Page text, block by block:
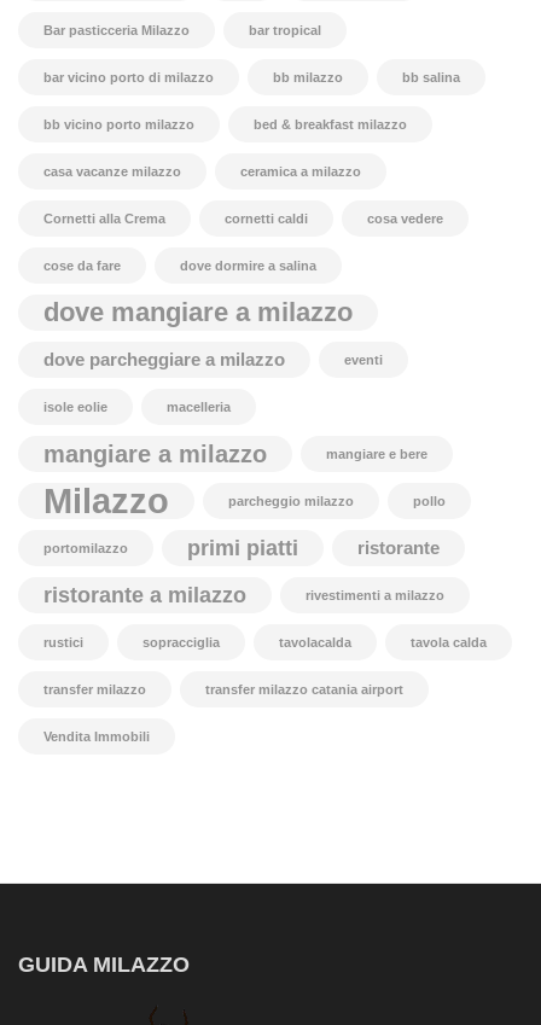
Bar pasticceria Milazzo bar tropical
bar vicino porto di milazzo bb milazzo bb salina
bb vicino porto milazzo bed & breakfast milazzo
casa vacanze milazzo ceramica a milazzo
Cornetti alla Crema cornetti caldi cosa vedere
cose da fare dove dormire a salina
dove mangiare a milazzo
dove parcheggiare a milazzo eventi
isole eolie macelleria
mangiare a milazzo mangiare e bere
Milazzo parcheggio milazzo pollo
portomilazzo primi piatti ristorante
ristorante a milazzo rivestimenti a milazzo
rustici sopracciglia tavolacalda tavola calda
transfer milazzo transfer milazzo catania airport
Vendita Immobili
GUIDA MILAZZO